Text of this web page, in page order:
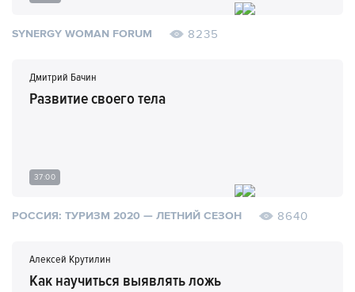
SYNERGY WOMAN FORUM 8235
Дмитрий Бачин
Развитие своего тела
37:00
РОССИЯ: ТУРИЗМ 2020 — ЛЕТНИЙ СЕЗОН 8640
Алексей Крутилин
Как научиться выявлять ложь